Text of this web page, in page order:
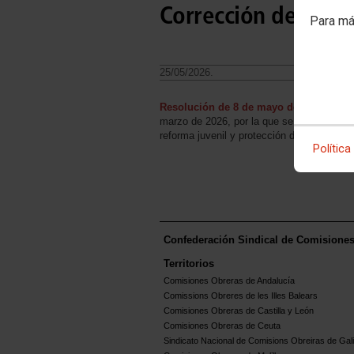
Para
Corrección de
25/05/2026.
Resolución de 8 de mayo de 2026
marzo de 2026, por la que se registra y
reforma juvenil y protección de menores.
Confederación Sindical de
Territorios
Comisiones Obreras de Andalucía
Comissions Obreres de les Illes Balears
Comisiones Obreras de Castilla y León
Comisiones Obreras de Ceuta
Sindicato Nacional de Comisions Obreiras de